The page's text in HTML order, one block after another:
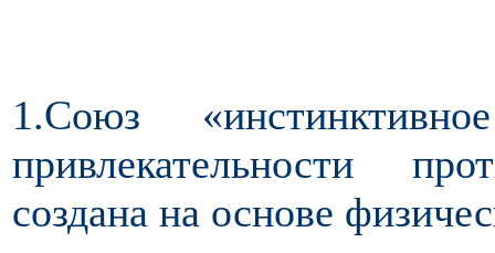
1.Союз
привлекательности
создана на основе